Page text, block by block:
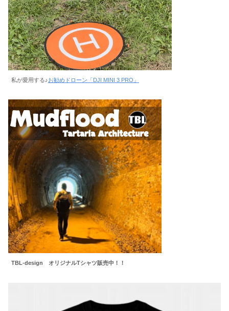
私が愛用する♪お勧めドローン「DJI MINI 3 PRO」
TBL-design オリジナルTシャツ販売中！！